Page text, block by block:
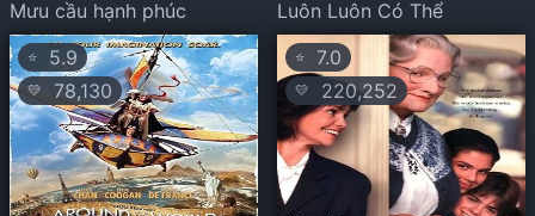
Mưu cầu hạnh phúc Luôn Luôn Có Thể
⭐ 5.9
💛 78,130
⭐ 7.0
💛 220,252